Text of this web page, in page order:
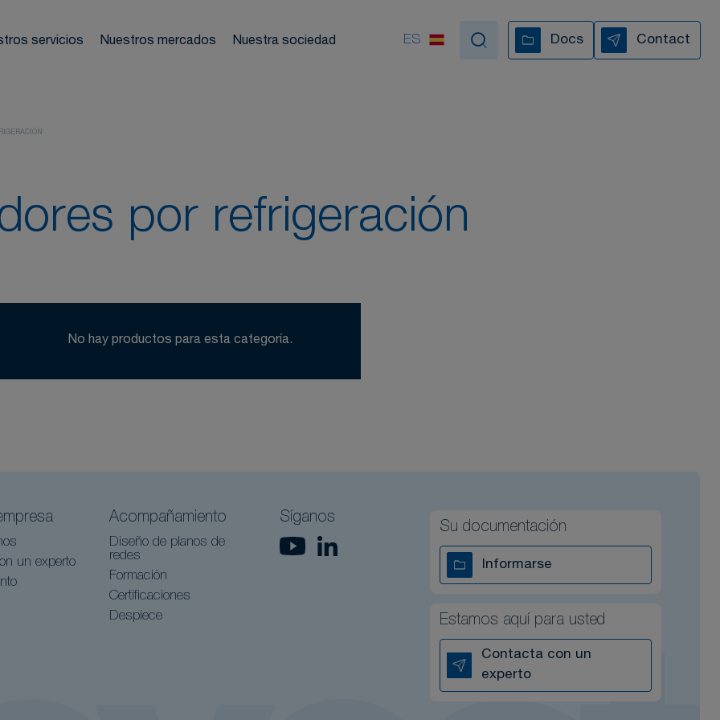
TODOS NUESTROS VÍDEOS
servicios Nuestros mercados Nuestra sociedad
frecuentes
ES Docs Contact
por refrigeración
No hay productos para esta categoría.
un experto
Acompañamiento
Diseño de planos de
redes
Formación
Certificaciones
Despiece
Síganos
Su documentación
Informarse
Estamos aquí para usted
Contacta con un
experto